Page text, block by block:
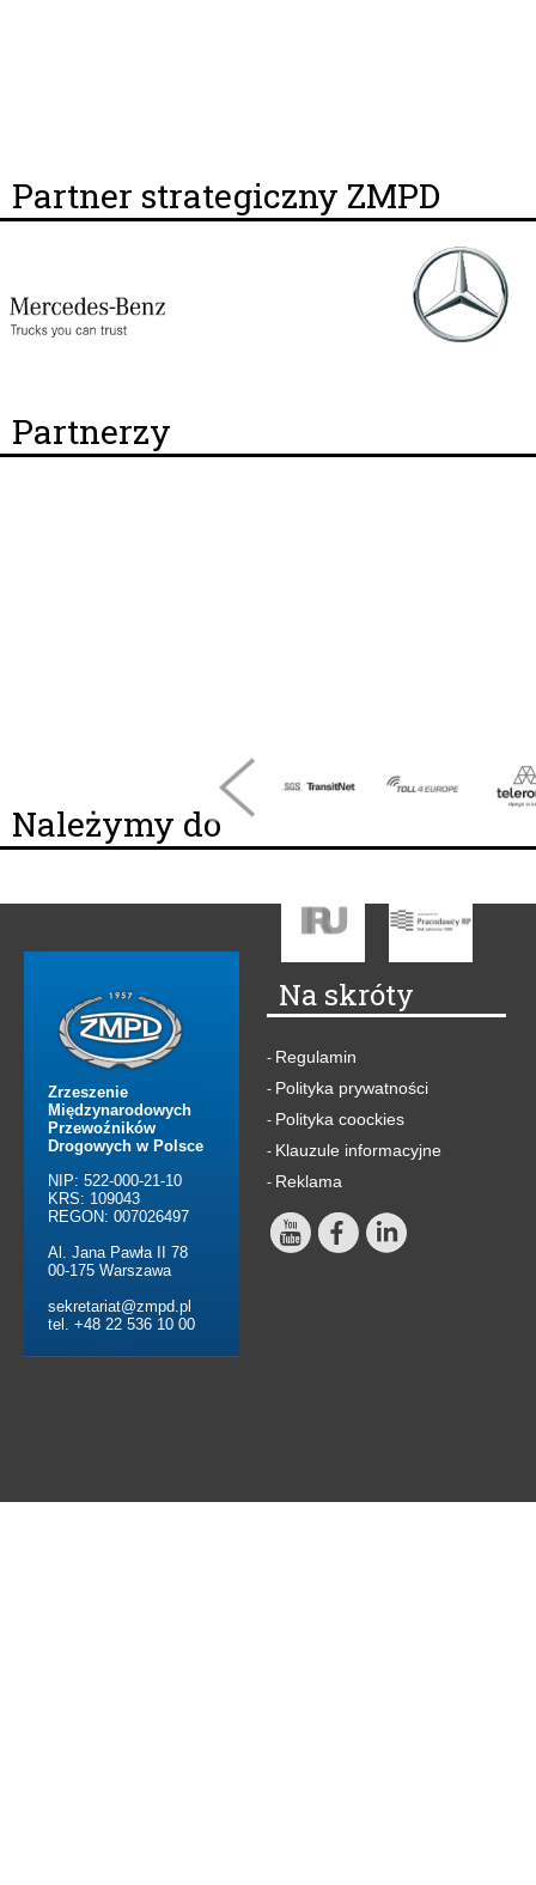
Partner strategiczny ZMPD
Partnerzy
Należymy do
Zrzeszenie
Międzynarodowych
Przewoźników
Drogowych w Polsce
NIP: 522-000-21-10
KRS: 109043
REGON: 007026497
Al. Jana Pawła II 78
00-175 Warszawa
sekretariat@zmpd.pl
tel. +48 22 536 10 00
Na skróty
- Regulamin
- Polityka prywatności
- Polityka coockies
- Klauzule informacyjne
- Reklama